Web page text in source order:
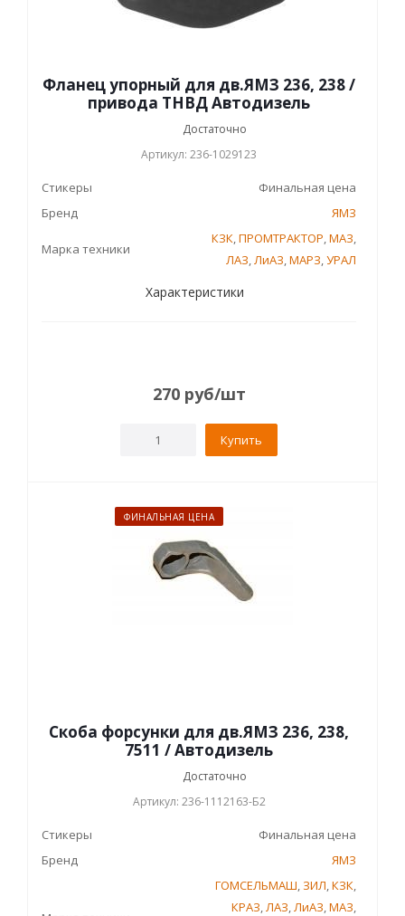
Фланец упорный для дв.ЯМЗ 236, 238 /
привода ТНВД Автодизель
Достаточно
Артикул: 236-1029123
Стикеры
Финальная цена
Бренд
ЯМЗ
Марка техники
КЗК,ПРОМТРАКТОР,МАЗ,
ЛАЗ,ЛиАЗ,МАРЗ,УРАЛ
Характеристики
270 руб/шт
Купить
ФИНАЛЬНАЯ ЦЕНА
Скоба форсунки для дв.ЯМЗ 236, 238,
7511 / Автодизель
Достаточно
Артикул: 236-1112163-Б2
Стикеры
Финальная цена
Бренд
ЯМЗ
ГОМСЕЛЬМАШ, ЗИЛ,КЗК,
КРАЗ,ЛАЗ,ЛиАЗ,МАЗ,